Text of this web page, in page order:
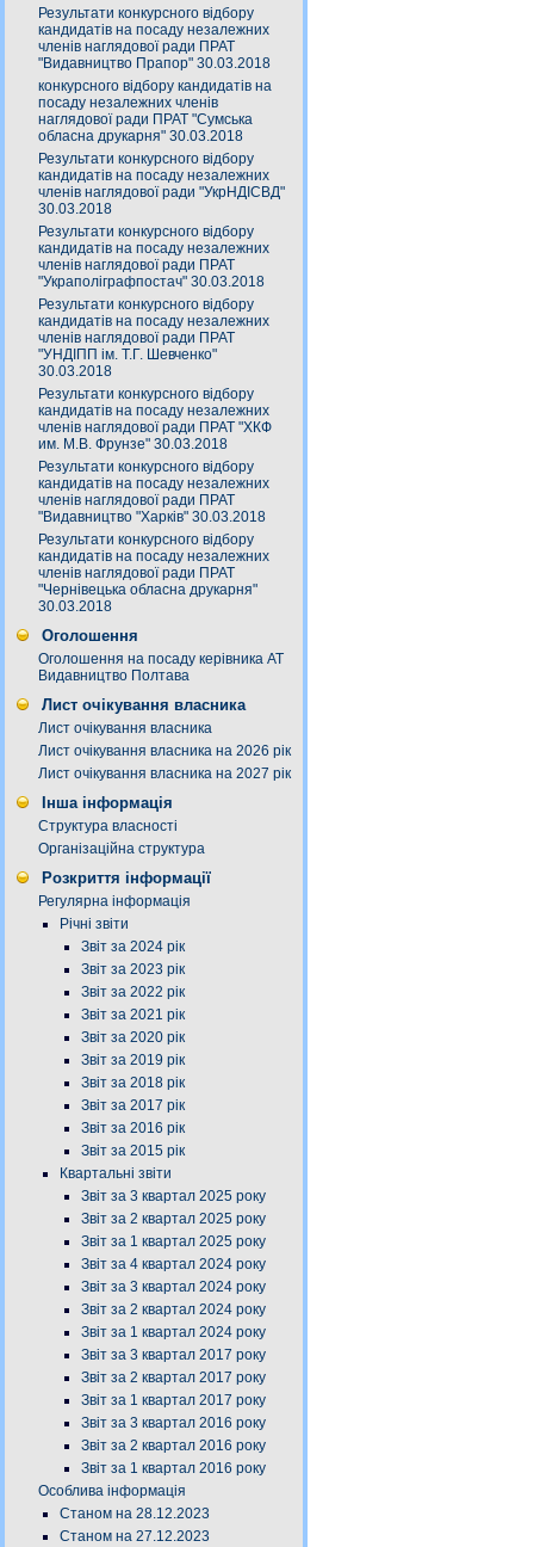
Результати конкурсного відбору
кандидатів на посаду незалежних
членів наглядової ради ПРАТ
"Видавництво Прапор" 30.03.2018
конкурсного відбору кандидатів на
посаду незалежних членів
наглядової ради ПРАТ "Сумська
обласна друкарня" 30.03.2018
Результати конкурсного відбору
кандидатів на посаду незалежних
членів наглядової ради "УкрНДІСВД"
30.03.2018
Результати конкурсного відбору
кандидатів на посаду незалежних
членів наглядової ради ПРАТ
"Украполіграфпостач" 30.03.2018
Результати конкурсного відбору
кандидатів на посаду незалежних
членів наглядової ради ПРАТ
"УНДІПП ім. Т.Г. Шевченко"
30.03.2018
Результати конкурсного відбору
кандидатів на посаду незалежних
членів наглядової ради ПРАТ "ХКФ
им. М.В. Фрунзе" 30.03.2018
Результати конкурсного відбору
кандидатів на посаду незалежних
членів наглядової ради ПРАТ
"Видавництво "Харків" 30.03.2018
Результати конкурсного відбору
кандидатів на посаду незалежних
членів наглядової ради ПРАТ
"Чернівецька обласна друкарня"
30.03.2018
Оголошення
Оголошення на посаду керівника АТ
Видавництво Полтава
Лист очікування власника
Лист очікування власника
Лист очікування власника на 2026 рік
Лист очікування власника на 2027 рік
Інша інформація
Структура власності
Організаційна структура
Розкриття інформації
Регулярна інформація
Річні звіти
Звіт за 2024 рік
Звіт за 2023 рік
Звіт за 2022 рік
Звіт за 2021 рік
Звіт за 2020 рік
Звіт за 2019 рік
Звіт за 2018 рік
Звіт за 2017 рік
Звіт за 2016 рік
Звіт за 2015 рік
Квартальні звіти
Звіт за 3 квартал 2025 року
Звіт за 2 квартал 2025 року
Звіт за 1 квартал 2025 року
Звіт за 4 квартал 2024 року
Звіт за 3 квартал 2024 року
Звіт за 2 квартал 2024 року
Звіт за 1 квартал 2024 року
Звіт за 3 квартал 2017 року
Звіт за 2 квартал 2017 року
Звіт за 1 квартал 2017 року
Звіт за 3 квартал 2016 року
Звіт за 2 квартал 2016 року
Звіт за 1 квартал 2016 року
Особлива інформація
Станом на 28.12.2023
Станом на 27.12.2023